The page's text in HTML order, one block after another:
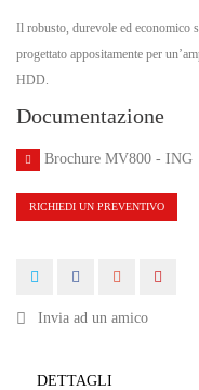
Il robusto, durevole ed economico
progettato appositamente per
HDD.
Documentazione
Brochure MV800 - ING
RICHIEDI UN PREVENTIVO
Invia ad un amico
DETTAGLI